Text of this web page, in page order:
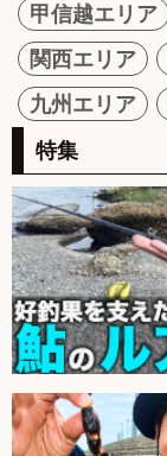
甲信越エリア
関西エリア
九州エリア
特集